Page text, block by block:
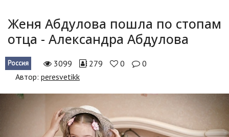
Новости
Экономика
Происшествия
Наука и техника
Женя Абдулова пошла по стопам
отца - Александра Абдулова
Россия 3099 279 0
0
Автор: peresvetikk